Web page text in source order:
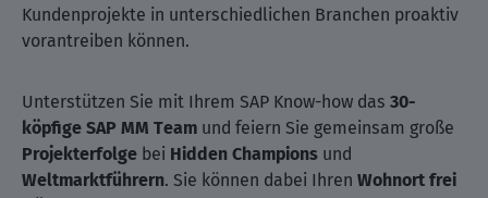
Kundenprojekte in unterschiedlichen Branchen proaktiv
vorantreiben können.
Unterstützen Sie mit Ihrem SAP Know-how das 30-
köpfige SAP MM Team und feiern Sie gemeinsam große
Projekterfolge bei Hidden Champions und
Weltmarktführern. Sie können dabei Ihren Wohnort frei